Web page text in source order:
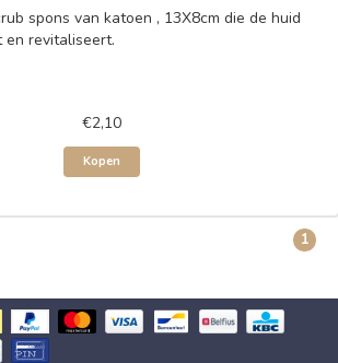
spons van katoen , 13X8cm die de huid
en revitaliseert.
€2,10
Kopen
1